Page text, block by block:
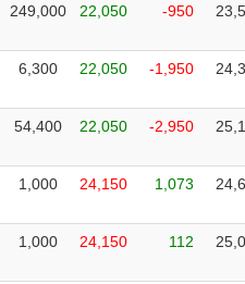
249,000 22,050 -950
6,300 22,050 -1,950
54,400 22,050 -2,950
1,000 24,150 1,073
1,000 24,150 112